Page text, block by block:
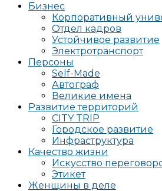
Бизнес
Корпоративный
Отдел кадров
Устойчивое развитие
Электротранспорт
Персоны
Self-Made
Автограф
Великие имена
Развитие территорий
CITY TRIP
Городское развитие
Инфраструктура
Качество жизни
Искусство
Этикет
Женщины в деле